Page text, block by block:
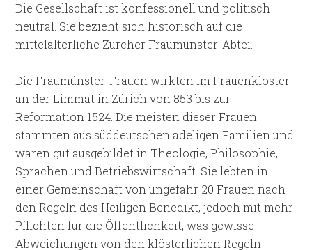
Die Gesellschaft ist konfessionell und politisch
neutral. Sie bezieht sich historisch auf die
mittelalterliche Zürcher Fraumünster-Abtei.
Die Fraumünster-Frauen wirkten im Frauenkloster
an der Limmat in Zürich von 853 bis zur
Reformation 1524. Die meisten dieser Frauen
stammten aus süddeutschen adeligen Familien und
waren gut ausgebildet in Theologie, Philosophie,
Sprachen und Betriebswirtschaft. Sie lebten in
einer Gemeinschaft von ungefähr 20 Frauen nach
den Regeln des Heiligen Benedikt, jedoch mit mehr
Pflichten für die Öffentlichkeit, was gewisse
Abweichungen von den klösterlichen Regeln